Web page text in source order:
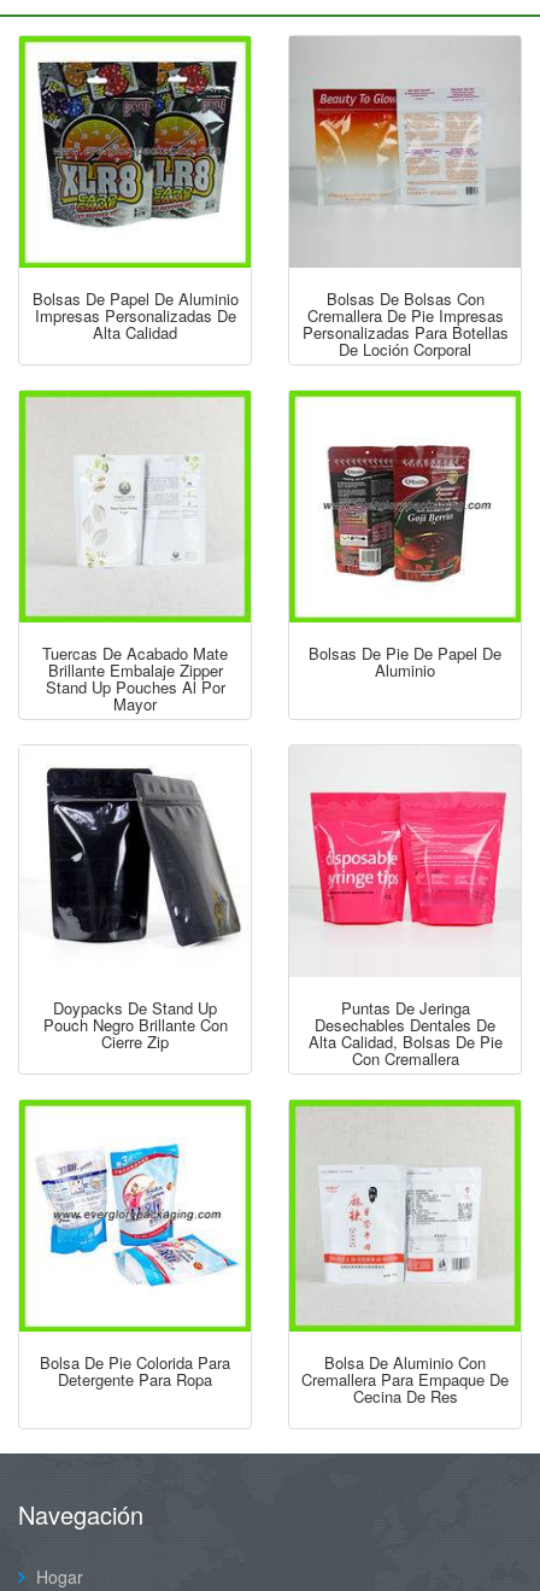
Bolsas De Papel De Aluminio
Impresas Personalizadas De
Alta Calidad
Bolsas De Bolsas Con
Cremallera De Pie Impresas
Personalizadas Para Botellas
De Loción Corporal
Tuercas De Acabado Mate
Brillante Embalaje Zipper
Stand Up Pouches Al Por
Mayor
Bolsas De Pie De Papel De
Aluminio
Doypacks De Stand Up
Pouch Negro Brillante Con
Cierre Zip
Puntas De Jeringa
Desechables Dentales De
Alta Calidad, Bolsas De Pie
Con Cremallera
Bolsa De Pie Colorida Para
Detergente Para Ropa
Bolsa De Aluminio Con
Cremallera Para Empaque De
Cecina De Res
Navegación
Hogar